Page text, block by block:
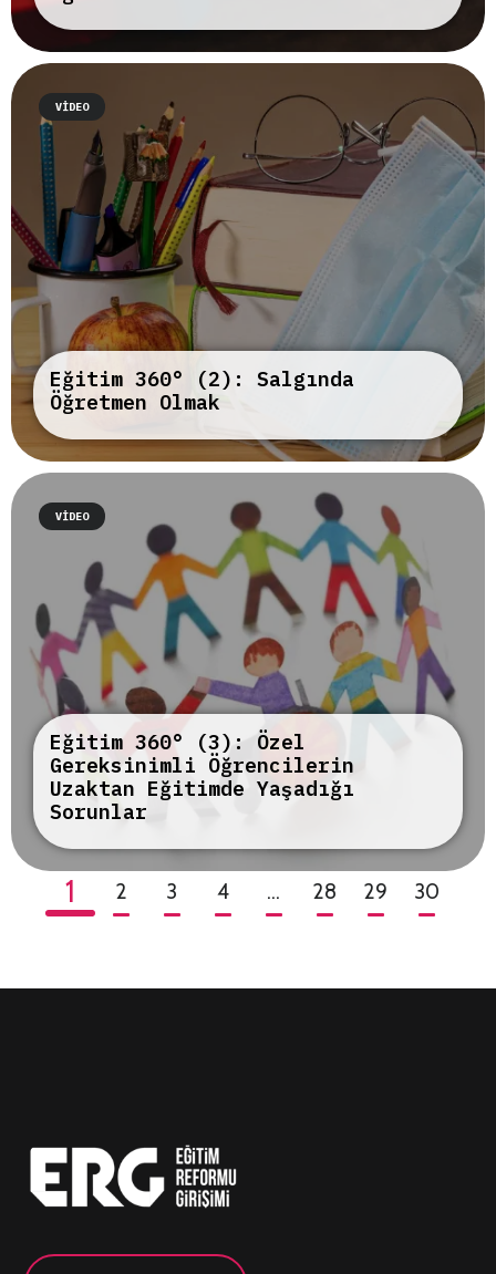
VIDEO
Eğitim 360° (2): Salgında
Öğretmen Olmak
VIDEO
Eğitim 360° (3): Özel
Gereksinimli Öğrencilerin
Uzaktan Eğitimde Yaşadığı
Sorunlar
1 2 3 4 … 28 29 30